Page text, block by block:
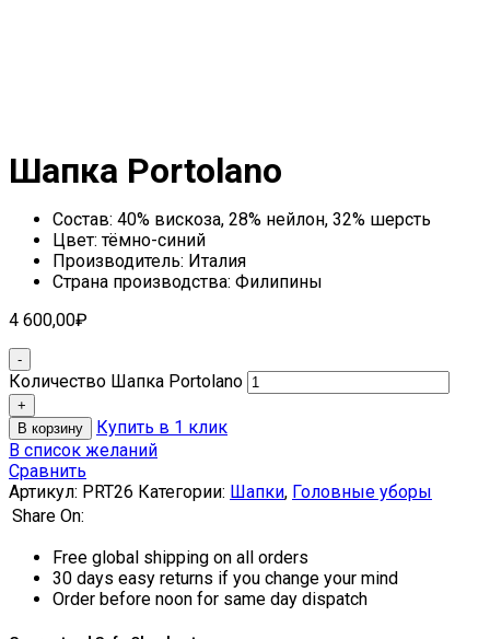
Шапка Portolano
Состав: 40% вискоза, 28% нейлон, 32% шерсть
Цвет: тёмно-синий
Производитель: Италия
Страна производства: Филипины
4 600,00₽
Количество Шапка Portolano
В корзину
Купить в 1 клик
В список желаний
Сравнить
Артикул: PRT26 Категории: Шапки, Головные уборы
Share On:
Free global shipping on all orders
30 days easy returns if you change your mind
Order before noon for same day dispatch